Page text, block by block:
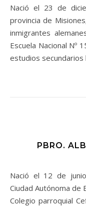
Nació el 23 de diciembre de 1948 en Campo Grande,
provincia de
inmigrantes
Escuela Nacional Nº
estudios secundarios
PBRO.
Nació el 12 de junio de 1961 en Capital Federal (hoy,
Ciudad Autónoma de
Colegio parroquial